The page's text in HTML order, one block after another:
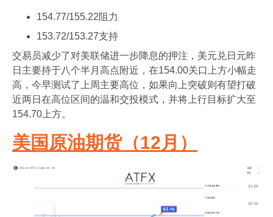
154.77/155.22阻力
153.72/153.27支持
交易员减少了对美联储进一步降息的押注，美元兑日元昨
日主要持于八个半月高点附近，在154.00关口上方小幅走
高，今早测试了上周主要高位，如果向上突破则有望打破
近两日在高位区间的温和交投模式，并将上行目标扩大至
154.70上方。
美国原油期货（12月）